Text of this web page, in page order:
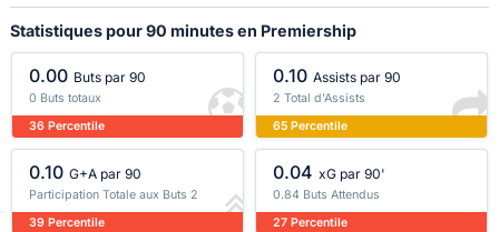
Statistiques pour 90 minutes en Premiership
0.00 Buts par 90
0 Buts totaux
36 Percentile
0.10 Assists par 90
2 Total d'Assists
65 Percentile
0.10 G+A par 90
Participation Totale aux Buts 2
39 Percentile
0.04 xG par 90'
0.84 Buts Attendus
27 Percentile